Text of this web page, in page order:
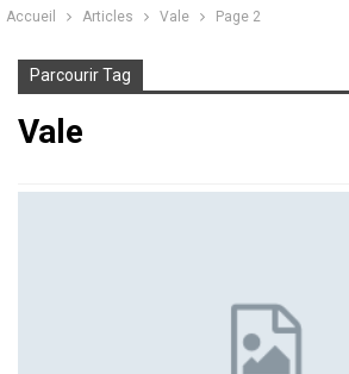
Accueil Articles Vale Page 2
Parcourir Tag
Vale